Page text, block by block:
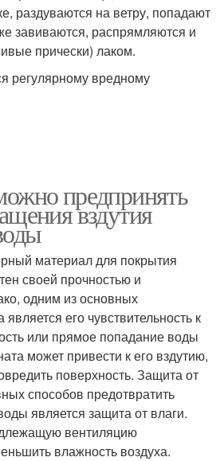
раздуваются на ветру, попадают
завиваются, распрямляются и
прически) лаком.
регулярному вредному
предпринять
вздутия
материал для покрытия
своей прочностью и
одним из основных
его чувствительность к
или прямое попадание воды
может привести к его вздутию,
поверхность. Защита от
способов предотвратить
является защита от влаги.
вентиляцию
влажность воздуха.